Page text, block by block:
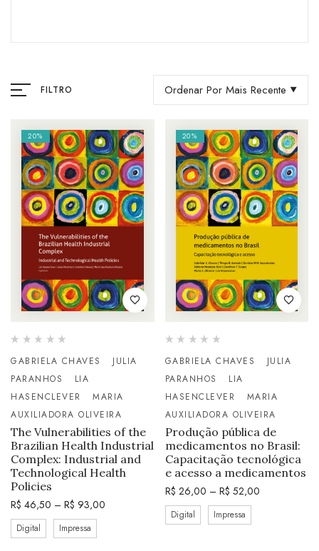
FILTRO Ordenar Por Mais Recente
20%
GABRIELA CHAVES
JULIA
PARANHOS
LIA
HASENCLEVER
MARIA
AUXILIADORA OLIVEIRA
The Vulnerabilities of the
Brazilian Health Industrial
Complex: Industrial and
Technological Health
Policies
R$ 46,50 – R$ 93,00
Digital Impressa
20%
GABRIELA CHAVES
JULIA
PARANHOS
LIA
HASENCLEVER
MARIA
AUXILIADORA OLIVEIRA
Produção pública de
medicamentos no Brasil:
Capacitação tecnológica
e acesso a medicamentos
R$ 26,00 – R$ 52,00
Digital Impressa